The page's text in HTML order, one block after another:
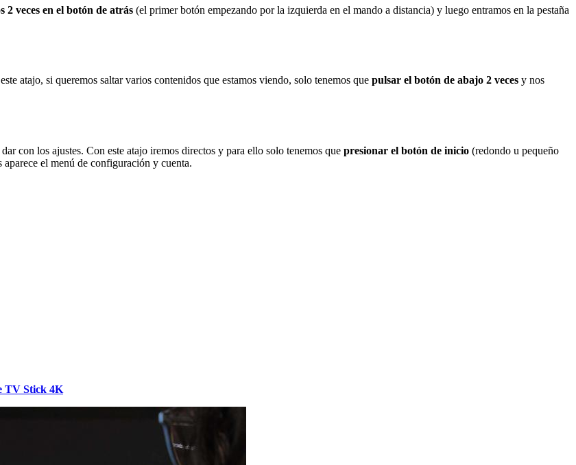
2 veces en el botón de atrás (el primer botón empezando por la izquierda en el mando a distancia) y luego entramos en la pestaña
atajo, si queremos saltar varios contenidos que estamos viendo, solo tenemos que pulsar el botón de abajo 2 veces y nos
con los ajustes. Con este atajo iremos directos y para ello solo tenemos que presionar el botón de inicio (redondo u pequeño
el menú de configuración y cuenta.
TV Stick 4K